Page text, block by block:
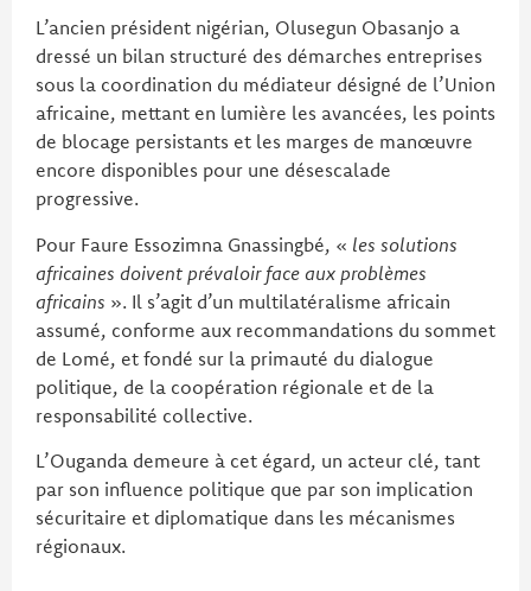
L’ancien président nigérian, Olusegun Obasanjo a
dressé un bilan structuré des démarches entreprises
sous la coordination du médiateur désigné de l’Union
africaine, mettant en lumière les avancées, les points
de blocage persistants et les marges de manœuvre
encore disponibles pour une désescalade
progressive.
Pour Faure Essozimna Gnassingbé, « les solutions
africaines doivent prévaloir face aux problèmes
africains ». Il s’agit d’un multilatéralisme africain
assumé, conforme aux recommandations du sommet
de Lomé, et fondé sur la primauté du dialogue
politique, de la coopération régionale et de la
responsabilité collective.
L’Ouganda demeure à cet égard, un acteur clé, tant
par son influence politique que par son implication
sécuritaire et diplomatique dans les mécanismes
régionaux.